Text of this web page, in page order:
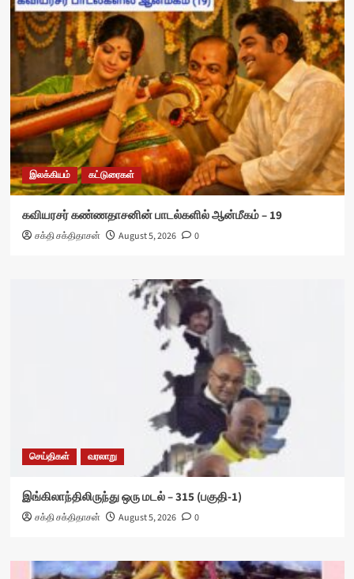
இலக்கியம் கட்டுரைகள்
கவியரசர் கண்ணதாசனின் பாடல்களில் ஆன்மீகம் – 19
சக்தி சக்திதாசன் August 5, 2026 0
செய்திகள் வரலாறு
இங்கிலாந்திலிருந்து ஒரு மடல் – 315 (பகுதி-1)
சக்தி சக்திதாசன் August 5, 2026 0